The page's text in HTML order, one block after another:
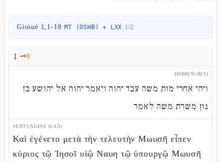
Giosuè 1,1-18·MT (OSHB) + LXX· 1/2
1 🗝️3
HEBREW (MT)
ויהי אחרי מות משה עבד יהוה ויאמר יהוה אל יהושע בן
נון משרת משה לאמר
SEPTUAGINT (LXX)
Καὶ ἐγένετο μετὰ τὴν τελευτὴν Μωυσῆ εἶπεν
κύριος τῷ Ἰησοῖ υἱῷ Ναυη τῷ ὑπουργῷ Μωυσῆ